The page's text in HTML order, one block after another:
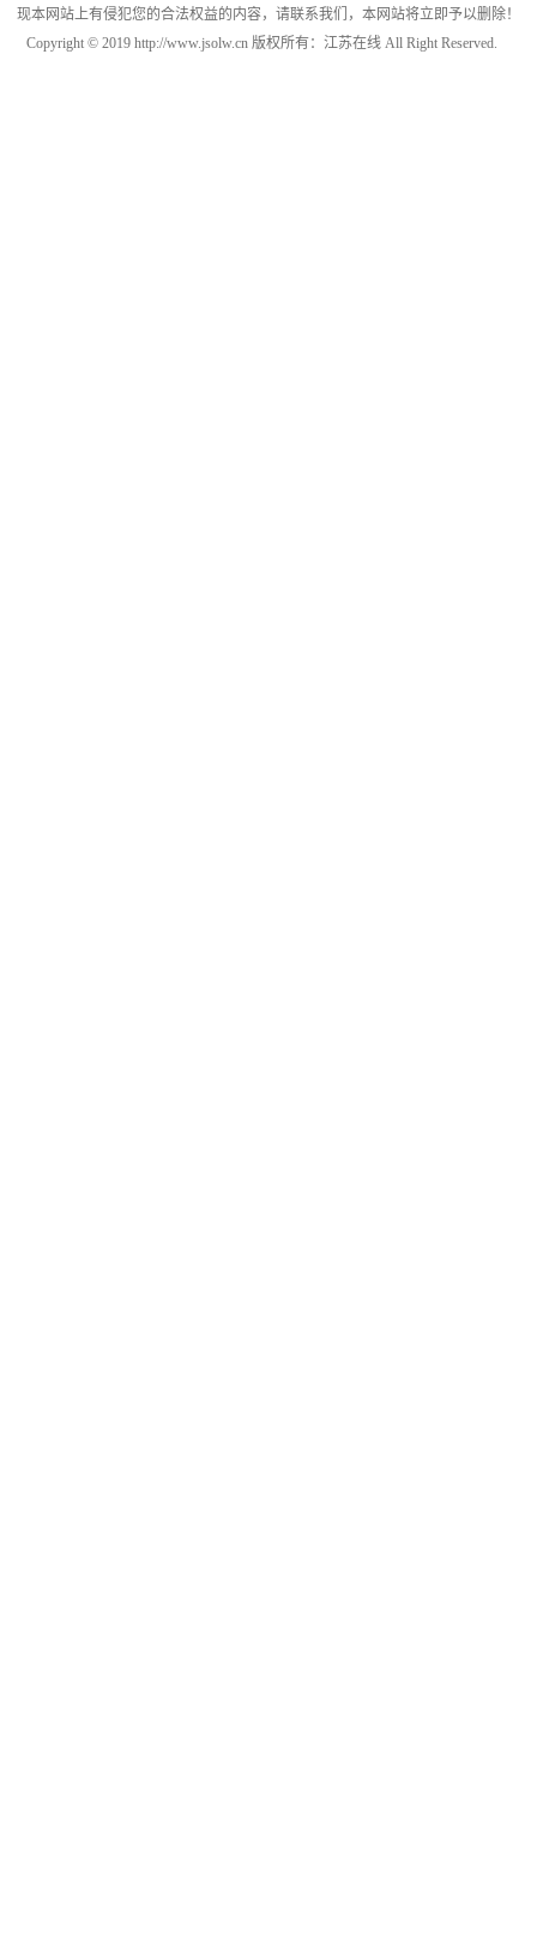
现本网站上有侵犯您的合法权益的内容，请联系我们，本网站将立即予以删除！
Copyright © 2019 http://www.jsolw.cn 版权所有：江苏在线 All Right Reserved.